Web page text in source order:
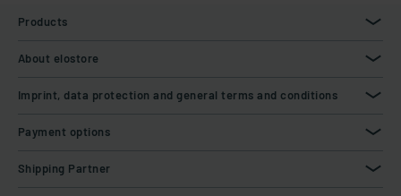
Products
About elostore
Imprint, data protection and general terms and conditions
Payment options
Shipping Partner